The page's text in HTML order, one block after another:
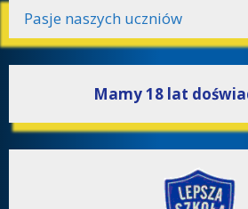
Pasje naszych uczniów
Mamy 18 lat